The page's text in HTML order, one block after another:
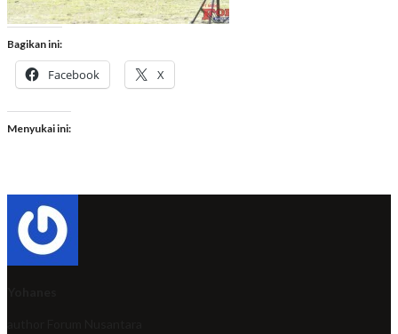
Bagikan ini:
Facebook X
Menyukai ini: